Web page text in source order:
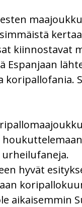
kiinnostavat
Espanjaan
koripallofania.
urheilufaneja.
hyvät
aikaisemmin